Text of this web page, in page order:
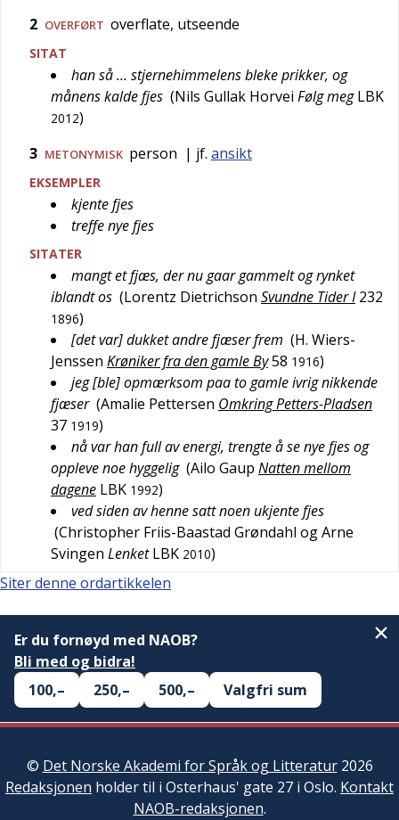
2 OVERFØRT overflate, utseende
SITAT
han så … stjernehimmelens bleke prikker, og
månens kalde fjes (Nils Gullak Horvei Følg meg LBK
2012)
3 METONYMISK person | jf. ansikt
EKSEMPLER
kjente fjes
treffe nye fjes
SITATER
mangt et fjæs, der nu gaar gammelt og rynket
iblandt os (Lorentz Dietrichson Svundne Tider I 232
1896)
[det var] dukket andre fjæser frem (H. Wiers-
Jenssen Krøniker fra den gamle By58 1916)
jeg [ble] opmærksom paa to gamle ivrig nikkende
fjæser (Amalie Pettersen Omkring Petters-Pladsen
37 1919)
nå var han full av energi, trengte å se nye fjes og
oppleve noe hyggelig (Ailo Gaup Natten mellom
dagene LBK 1992)
ved siden av henne satt noen ukjente fjes
(Christopher Friis-Baastad Grøndahl og Arne
Svingen Lenket LBK 2010)
Siter denne ordartikkelen
Er du fornøyd med NAOB?
Bli med og bidra!
100,–
250,– 500,– Valgfri sum
© Det Norske Akademi for Språk og Litteratur2026
Redaksjonen holder til i Osterhaus' gate 27 i Oslo. Kontakt
NAOB-redaksjonen.